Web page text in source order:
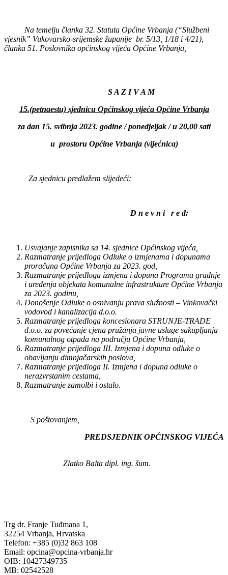
Na temelju članka 32. Statuta Općine Vrbanja (“Službeni
vjesnik” Vukovarsko-srijemske županije br. 5/13, 1/18 i 4/21),
članka 51. Poslovnika općinskog vijeća Općine Vrbanja,
S A Z I V A M
15.(petnaestu) sjednicu Općinskog vijeća Općine Vrbanja
za dan 15. svibnja 2023. godine / ponedjeljak / u 20,00 sati
u prostoru Općine Vrbanja (vijećnica)
Za sjednicu predlažem slijedeći:
D n e v n i r e d:
Usvajanje zapisnika sa 14. sjednice Općinskog vijeća,
Razmatranje prijedloga Odluke o izmjenama i dopunama
proračuna Općine Vrbanja za 2023. god,
Razmatranje prijedloga izmjena i dopuna Programa gradnje
i uređenja objekata komunalne infrastrukture Općine Vrbanja
za 2023. godinu,
Donošenje Odluke o osnivanju prava služnosti – Vinkovački
vodovod i kanalizacija d.o.o.
Razmatranje prijedloga koncesionara STRUNJE-TRADE
d.o.o. za povećanje cjena pružanja javne usluge sakupljanja
komunalnog otpada na području Općine Vrbanja,
Razmatranje prijedloga III. Izmjena i dopuna odluke o
obavljanju dimnjačarskih poslova,
Razmatranje prijedloga II. Izmjena i dopuna odluke o
nerazvrstanim cestama,
Razmatranje zamolbi i ostalo.
S poštovanjem,
PREDSJEDNIK OPĆINSKOG VIJEĆA
Zlatko Balta dipl. ing. šum.
Trg dr. Franje Tuđmana 1,
32254 Vrbanja, Hrvatska
Telefon: +385 (0)32 863 108
Email: opcina@opcina-vrbanja.hr
OIB: 10427349735
MB: 02542528